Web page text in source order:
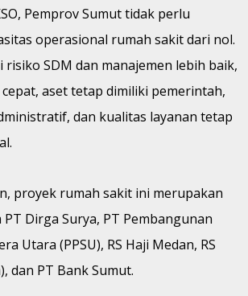
Pemprov Sumut tidak perlu
operasional rumah sakit dari nol.
risiko SDM dan manajemen lebih baik,
aset tetap dimiliki pemerintah,
dan kualitas layanan tetap
proyek rumah sakit ini merupakan
Dirga Surya, PT Pembangunan
Utara (PPSU), RS Haji Medan, RS
dan PT Bank Sumut.